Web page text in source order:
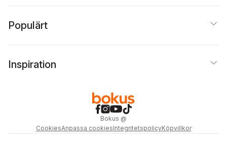
Populärt
Inspiration
Bokus @
CookiesAnpassa cookiesIntegritetspolicyKöpvillkor